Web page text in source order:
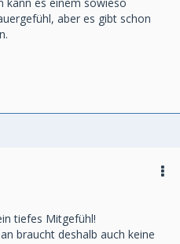
aber es gibt schon
tiefes Mitgefühl!
braucht deshalb auch keine